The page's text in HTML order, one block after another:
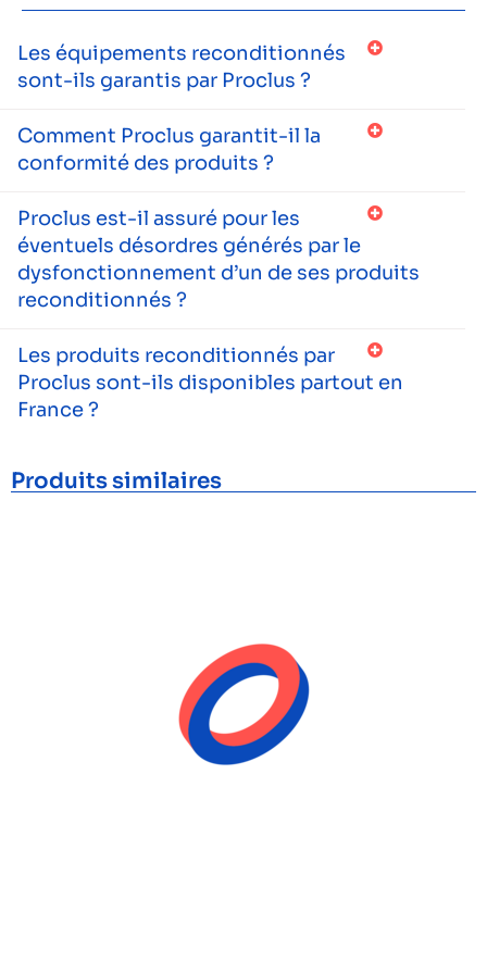
Les équipements reconditionnés
sont-ils garantis par Proclus ?
Comment Proclus garantit-il la
conformité des produits ?
Proclus est-il assuré pour les
éventuels désordres générés par le
dysfonctionnement d’un de ses produits
reconditionnés ?
Les produits reconditionnés par
Proclus sont-ils disponibles partout en
France ?
Produits similaires